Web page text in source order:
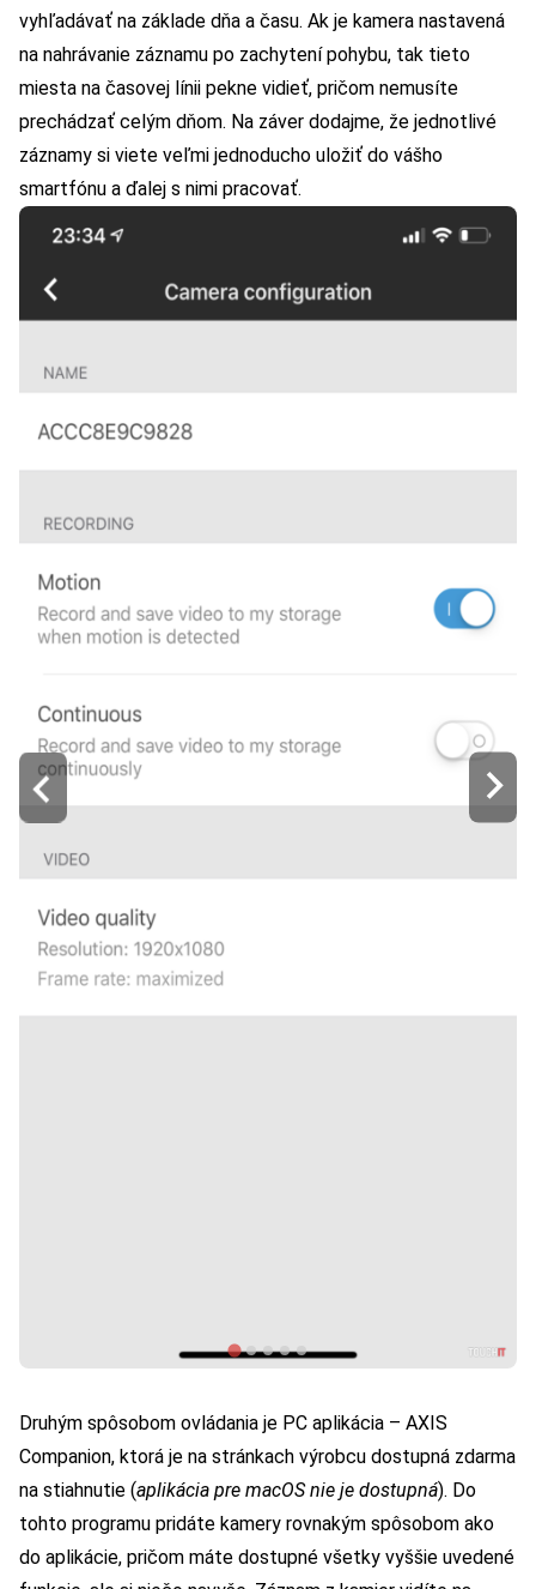
vyhľadávať na základe dňa a času. Ak je kamera nastavená
na nahrávanie záznamu po zachytení pohybu, tak tieto
miesta na časovej línii pekne vidieť, pričom nemusíte
prechádzať celým dňom. Na záver dodajme, že jednotlivé
záznamy si viete veľmi jednoducho uložiť do vášho
smartfónu a ďalej s nimi pracovať.
Druhým spôsobom ovládania je PC aplikácia – AXIS
Companion, ktorá je na stránkach výrobcu dostupná zdarma
na stiahnutie (aplikácia pre macOS nie je dostupná). Do
tohto programu pridáte kamery rovnakým spôsobom ako
do aplikácie, pričom máte dostupné všetky vyššie uvedené